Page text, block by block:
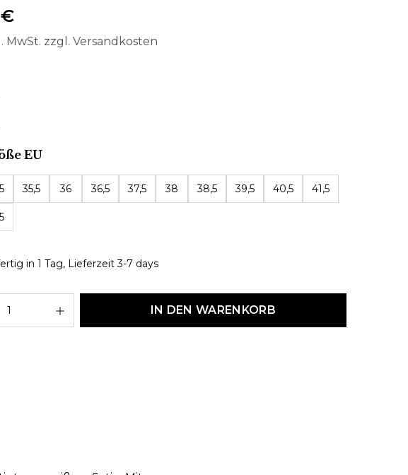
€
MwSt. zzgl. Versandkosten
EUauswählen
35,5 36 36,5 37,5 38 38,5 39,5 40,5 41,5
in 1 Tag, Lieferzeit 3-7 days
IN DEN WARENKORB